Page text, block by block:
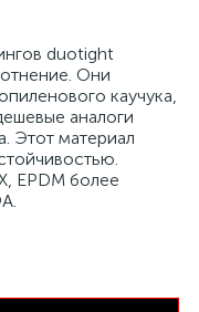
duotight
Они
каучука,
аналоги
Этот материал
EPDM более